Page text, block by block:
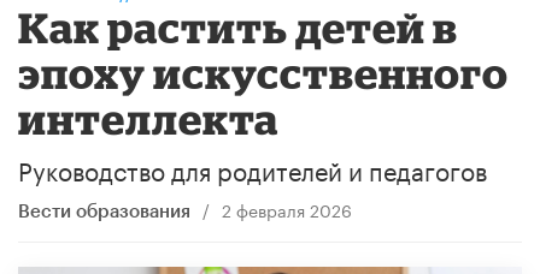
Как растить детей в
эпоху искусственного
интеллекта
Руководство для родителей и педагогов
Вести образования / 2 февраля 2026